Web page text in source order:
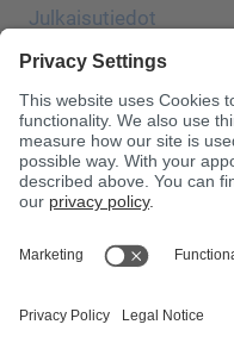
Julkaisutiedot
Tietosuoja
JEC Trade Show
Vakiosopimusehdot
Ostoehdot
Myrkytyskeskus